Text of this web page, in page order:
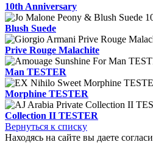
10th Anniversary
Blush Suede
Prive Rouge Malachite
Man TESTER
Morphine TESTER
Collection II TESTER
Вернуться к списку
Находясь на сайте вы даете